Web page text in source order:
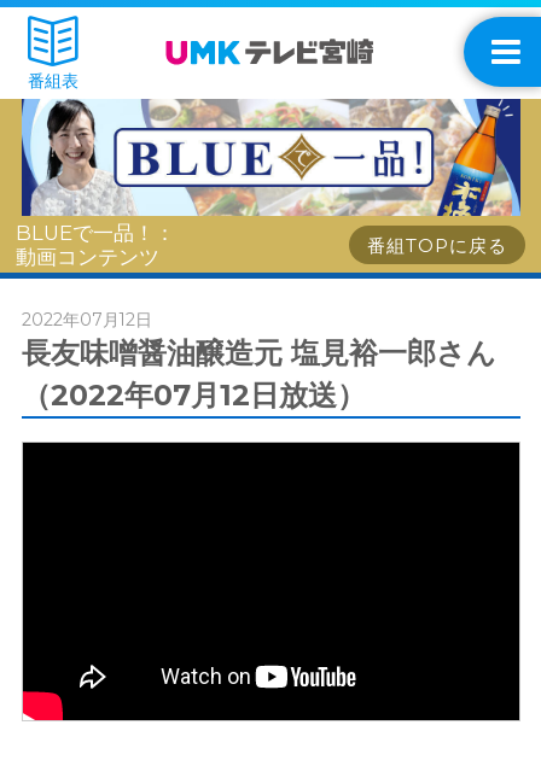
番組表
BLUEで一品！：
動画コンテンツ
番組TOPに戻る
2022年07月12日
長友味噌醤油醸造元 塩見裕一郎さん
（2022年07月12日放送）